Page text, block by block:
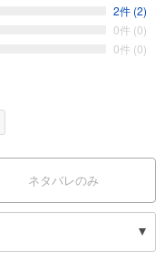
2件 (2)
0件 (0)
0件 (0)
ネタバレのみ